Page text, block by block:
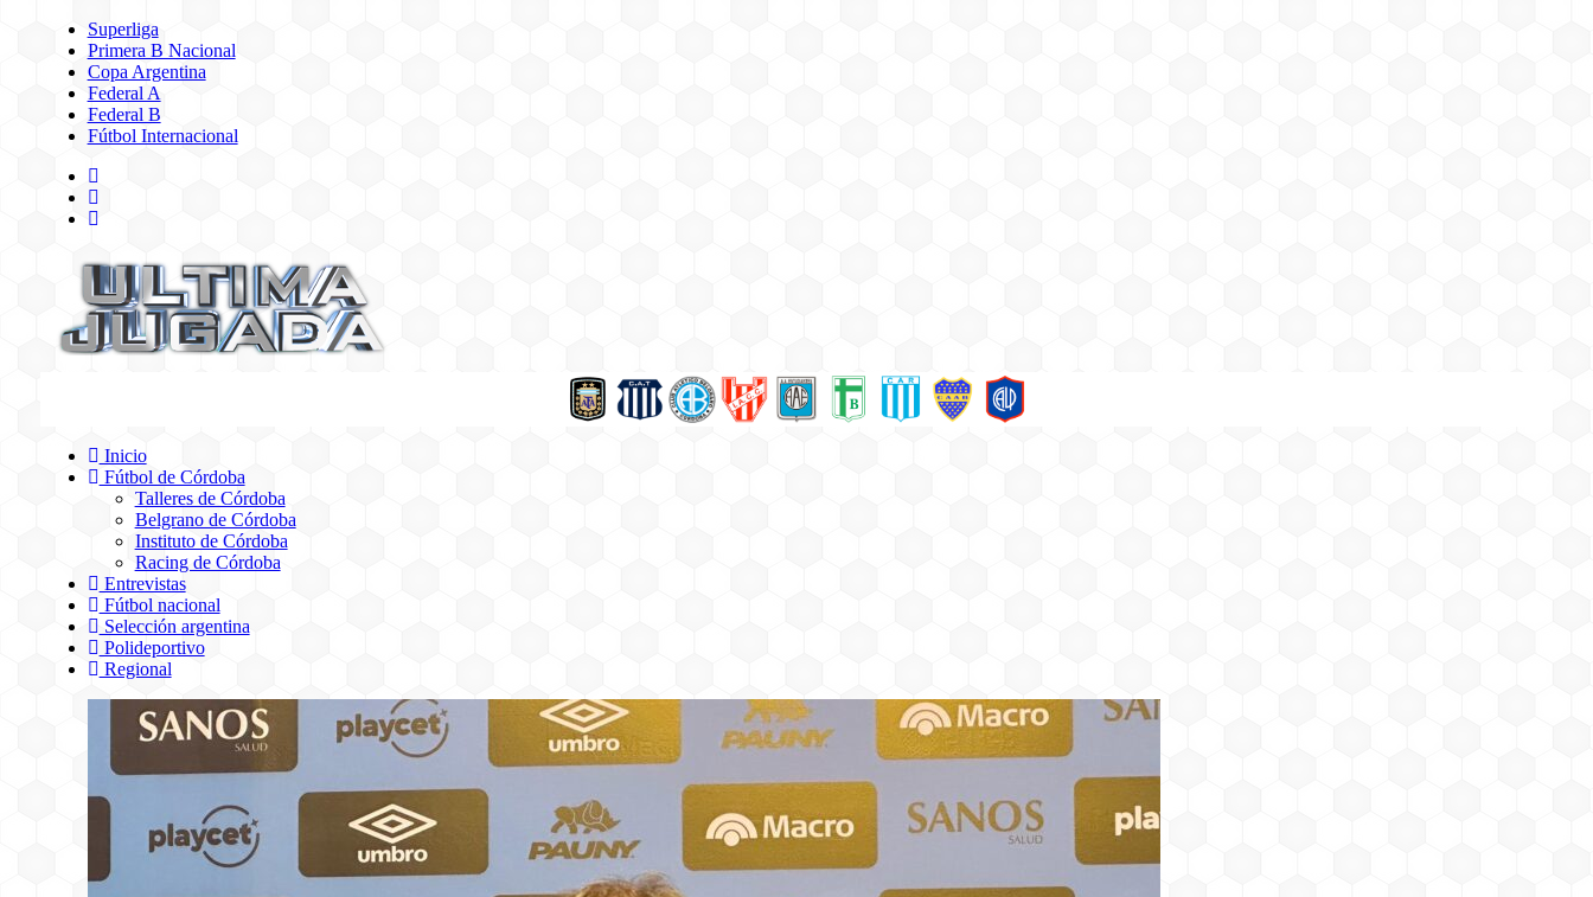
Superliga
Primera B Nacional
Copa Argentina
Federal A
Federal B
Fútbol Internacional
Inicio
Fútbol de Córdoba
Talleres de Córdoba
Belgrano de Córdoba
Instituto de Córdoba
Racing de Córdoba
Entrevistas
Fútbol nacional
Selección argentina
Polideportivo
Regional